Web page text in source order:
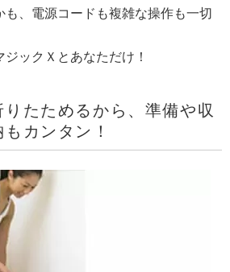
、電源コードも複雑な操作も一切
ックＸとあなただけ！
りたためるから、準備や収
もカンタン！